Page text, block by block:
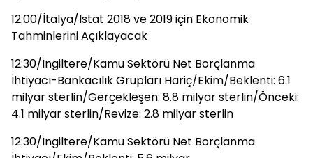
12:00/İtalya/Istat 2018 ve 2019 için Ekonomik
Tahminlerini Açıklayacak
12:30/İngiltere/Kamu Sektörü Net Borçlanma
İhtiyacı-Bankacılık Grupları Hariç/Ekim/Beklenti: 6.1
milyar sterlin/Gerçekleşen: 8.8 milyar sterlin/Önceki:
4.1 milyar sterlin/Revize: 2.8 milyar sterlin
12:30/İngiltere/Kamu Sektörü Net Borçlanma